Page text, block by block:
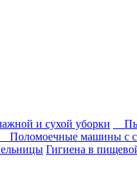
и сухой уборки
Поломоечные машины с
Гигиена в